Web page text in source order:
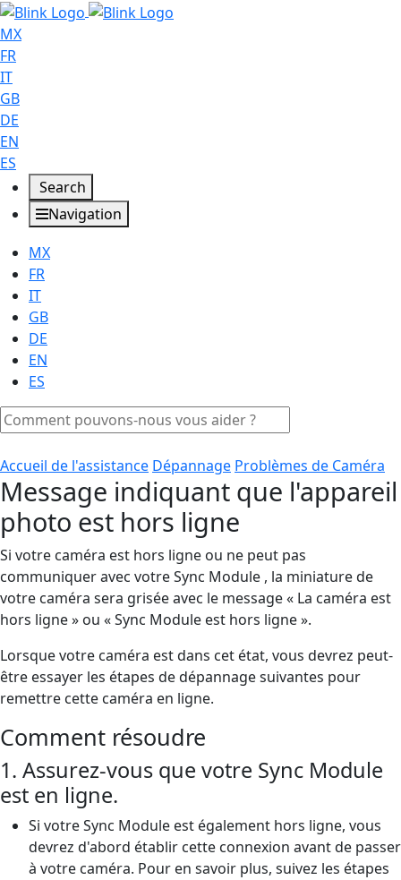
MX
FR
IT
GB
DE
EN
ES
Search
Navigation
MX
FR
IT
GB
DE
EN
ES
Accueil de l'assistance Dépannage Problèmes de Caméra
Message indiquant que l'appareil
photo est hors ligne
Si votre caméra est hors ligne ou ne peut pas
communiquer avec votre Sync Module , la miniature de
votre caméra sera grisée avec le message « La caméra est
hors ligne » ou « Sync Module est hors ligne ».
Lorsque votre caméra est dans cet état, vous devrez peut-
être essayer les étapes de dépannage suivantes pour
remettre cette caméra en ligne.
Comment résoudre
1. Assurez-vous que votre Sync Module
est en ligne.
Si votre Sync Module est également hors ligne, vous
devrez d'abord établir cette connexion avant de passer
à votre caméra. Pour en savoir plus, suivez les étapes